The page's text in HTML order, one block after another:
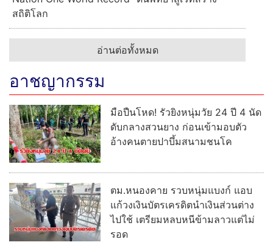
สถิติโลก
อ่านต่อทั้งหมด
อาชญากรรม
มือปืนโหด! รัวยิงหนุ่มวัย 24 ปี 4 นัด
ดับกลางสวนยาง ก่อนเข้ามอบตัว
อ้างคนตายปาบึ้มสนามชนโค
ตม.หนองคาย รวบหนุ่มแบงก์ แอบ
แก้วงเงินบัตรเครดิตนำเงินส่วนต่าง
ไปใช้ เตรียมหลบหนีข้ามลาวแต่ไม่
รอด